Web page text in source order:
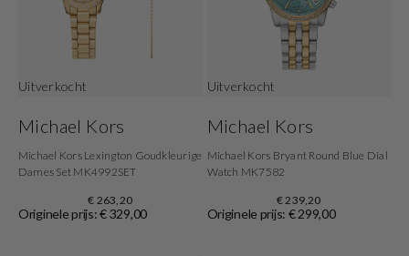
Uitverkocht
Michael Kors
Michael Kors Lexington Goudkleurige
Dames Set MK4992SET
€ 263,20
Originele prijs: € 329,00
Uitverkocht
Michael Kors
Michael Kors Bryant Round Blue Dial
Watch MK7582
€ 239,20
Originele prijs: € 299,00